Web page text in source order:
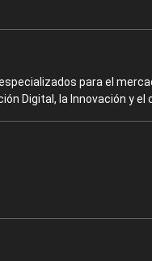
para el
Digital, la Innovación y el